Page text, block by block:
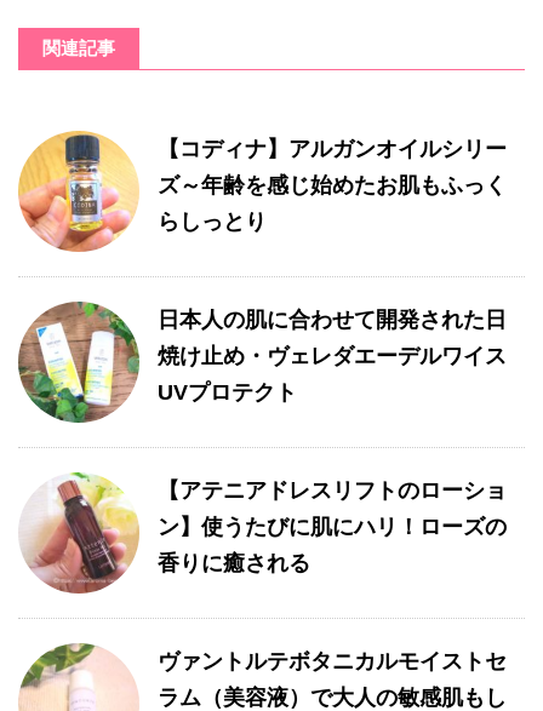
関連記事
【コディナ】アルガンオイルシリー
ズ～年齢を感じ始めたお肌もふっく
らしっとり
日本人の肌に合わせて開発された日
焼け止め・ヴェレダエーデルワイス
UVプロテクト
【アテニアドレスリフトのローショ
ン】使うたびに肌にハリ！ローズの
香りに癒される
ヴァントルテボタニカルモイストセ
ラム（美容液）で大人の敏感肌もし